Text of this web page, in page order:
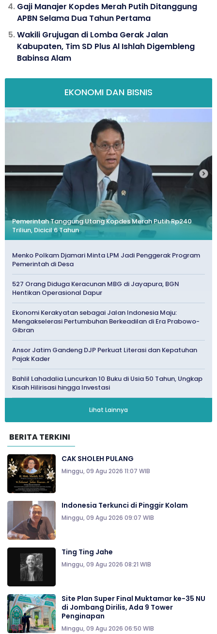
Gaji Manajer Kopdes Merah Putih Ditanggung
APBN Selama Dua Tahun Pertama
Wakili Grujugan di Lomba Gerak Jalan
Kabupaten, Tim SD Plus Al Ishlah Digembleng
Babinsa Alam
EKONOMI DAN BISNIS
Pemerintah Tanggung Utang Kopdes Merah Putih Rp240
Triliun, Dicicil 6 Tahun
Menko Polkam Djamari Minta LPM Jadi Penggerak Program
Pemerintah di Desa
527 Orang Diduga Keracunan MBG di Jayapura, BGN
Hentikan Operasional Dapur
Ekonomi Kerakyatan sebagai Jalan Indonesia Maju:
Mengakselerasi Pertumbuhan Berkeadilan di Era Prabowo-
Gibran
Ansor Jatim Gandeng DJP Perkuat Literasi dan Kepatuhan
Pajak Kader
Bahlil Lahadalia Luncurkan 10 Buku di Usia 50 Tahun, Ungkap
Kisah Hilirisasi hingga Investasi
Lihat Lainnya
BERITA TERKINI
CAK SHOLEH PULANG
Minggu, 09 Agu 2026 11:07 WIB
Indonesia Terkunci di Pinggir Kolam
Minggu, 09 Agu 2026 09:07 WIB
Ting Ting Jahe
Minggu, 09 Agu 2026 08:21 WIB
Site Plan Super Final Muktamar ke-35 NU
di Jombang Dirilis, Ada 9 Tower
Penginapan
Minggu, 09 Agu 2026 06:50 WIB